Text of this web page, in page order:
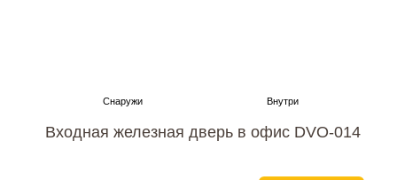
Входная железная дверь в офис DVO-014